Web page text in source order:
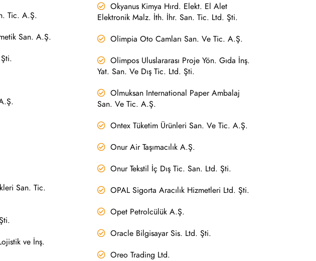
Tic. A.Ş.
San. A.Ş.
San. Tic.
ve İnş.
Okyanus Kimya Hırd. Elekt. El Alet
Elektronik Malz. İth. İhr. San. Tic. Ltd. Şti.
Olimpia Oto Camları San. Ve Tic. A.Ş.
Olimpos Uluslararası Proje Yön. Gıda İnş.
Yat. San. Ve Dış Tic. Ltd. Şti.
Olmuksan International Paper Ambalaj
San. Ve Tic. A.Ş.
Ontex Tüketim Ürünleri San. Ve Tic. A.Ş.
Onur Air Taşımacılık A.Ş.
Onur Tekstil İç Dış Tic. San. Ltd. Şti.
OPAL Sigorta Aracılık Hizmetleri Ltd. Şti.
Opet Petrolcülük A.Ş.
Oracle Bilgisayar Sis. Ltd. Şti.
Oreo Trading Ltd.